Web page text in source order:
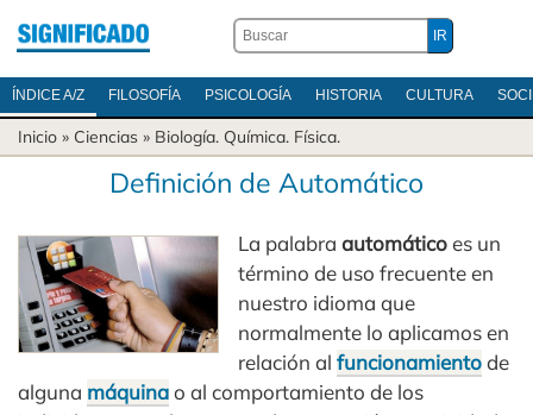
ÍNDICE A/Z FILOSOFÍA PSICOLOGÍA HISTORIA CULTURA
Inicio » Ciencias » Biología. Química. Física.
Definición de Automático
La palabraautomáticoes un
término de uso frecuente en
nuestro idioma que
normalmente lo aplicamos en
relación alfuncionamientode
alguna máquinao al comportamiento de los